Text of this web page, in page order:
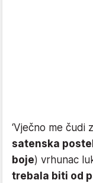
‘Vječno me čudi
satenska
boje) vrhunac
trebala biti od